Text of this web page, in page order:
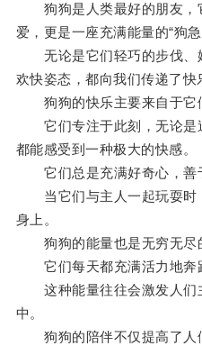
狗狗是人类最好的朋友，
爱，更是一座充满能量的“狗急
无论是它们轻巧的步伐、
欢快姿态，都向我们传递了快
狗狗的快乐主要来自于它
它们专注于此刻，无论是
都能感受到一种极大的快感。
它们总是充满好奇心，善
当它们与主人一起玩耍时
身上。
狗狗的能量也是无穷无尽
它们每天都充满活力地奔
这种能量往往会激发人们
中。
狗狗的陪伴不仅提高了人